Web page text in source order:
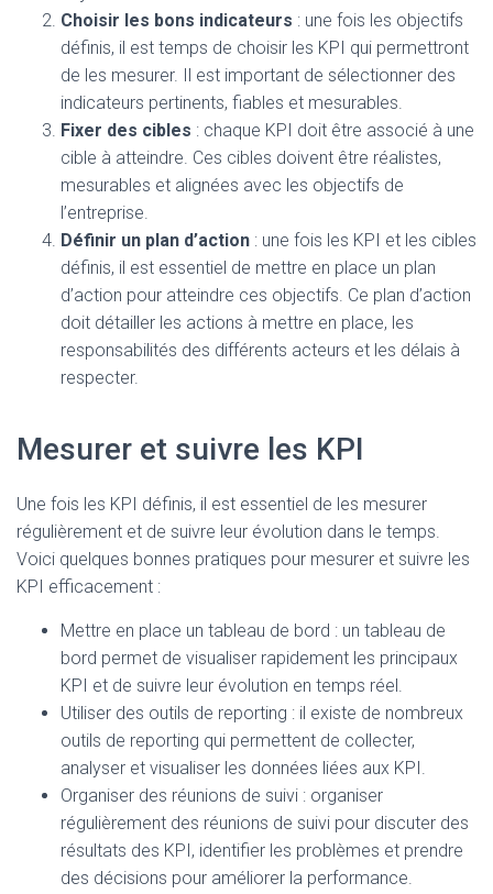
Choisir les bons indicateurs : une fois les objectifs
définis, il est temps de choisir les KPI qui permettront
de les mesurer. Il est important de sélectionner des
indicateurs pertinents, fiables et mesurables.
Fixer des cibles : chaque KPI doit être associé à une
cible à atteindre. Ces cibles doivent être réalistes,
mesurables et alignées avec les objectifs de
l’entreprise.
Définir un plan d’action : une fois les KPI et les cibles
définis, il est essentiel de mettre en place un plan
d’action pour atteindre ces objectifs. Ce plan d’action
doit détailler les actions à mettre en place, les
responsabilités des différents acteurs et les délais à
respecter.
Mesurer et suivre les KPI
Une fois les KPI définis, il est essentiel de les mesurer
régulièrement et de suivre leur évolution dans le temps.
Voici quelques bonnes pratiques pour mesurer et suivre les
KPI efficacement :
Mettre en place un tableau de bord : un tableau de
bord permet de visualiser rapidement les principaux
KPI et de suivre leur évolution en temps réel.
Utiliser des outils de reporting : il existe de nombreux
outils de reporting qui permettent de collecter,
analyser et visualiser les données liées aux KPI.
Organiser des réunions de suivi : organiser
régulièrement des réunions de suivi pour discuter des
résultats des KPI, identifier les problèmes et prendre
des décisions pour améliorer la performance.